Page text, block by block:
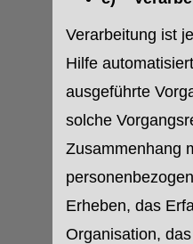
Verarbeitung ist
Hilfe
ausgeführte
solche
Zusammenhang
Erheben, das
Organisation,